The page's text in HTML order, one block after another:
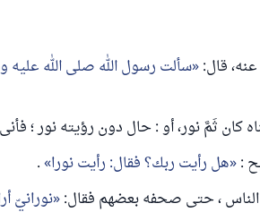
قال: سألت رسول الله صلى الله
ثَمَّ نور، أو : حال دون رؤيته نور ؛ فأنى
: هل رأيت ربك؟ فقال: رأيت نورا .
، حتى صحفه بعضهم فقال: نورانيّ